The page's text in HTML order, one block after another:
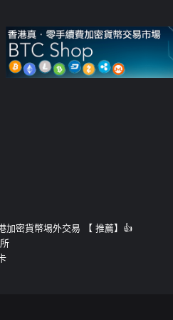
加密貨幣埸外交易 【 推薦】👍